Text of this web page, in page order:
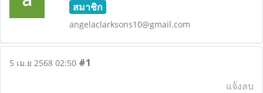
สมาชิก
angelaclarksons10@gmail.com
5 เม.ย 2568 02:50 #1
แจ้งลบ